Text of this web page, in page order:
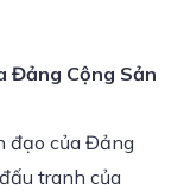
Đảng Cộng Sản
đạo của Đảng
tranh của